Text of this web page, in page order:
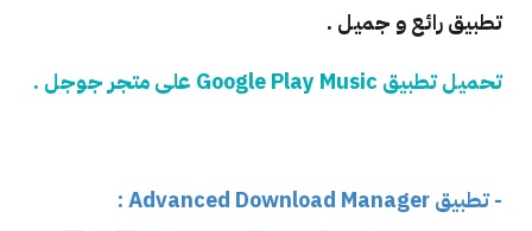
تطبيق رائع و جميل .
تحميل تطبيق Google Play Music على متجر جوجل .
- تطبيق Advanced Download Manager :